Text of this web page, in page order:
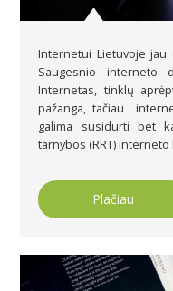
Internetui Lietuvoje
Saugesnio interneto
Internetas, tinklų
pažanga, tačiau
galima susidurti bet
tarnybos (RRT)
Plačiau